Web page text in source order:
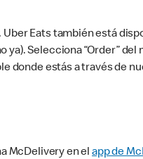
Eats también está
ya). Selecciona “Order”
donde estás a través de
McDelivery en elapp de